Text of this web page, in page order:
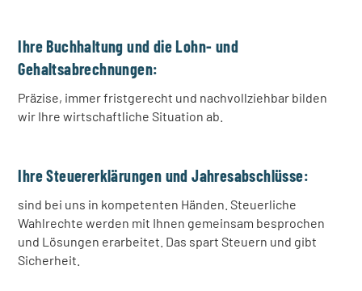
Ihre Buchhaltung und die Lohn- und
Gehaltsabrechnungen:
Präzise, immer fristgerecht und nachvollziehbar bilden
wir Ihre wirtschaftliche Situation ab.
Ihre Steuererklärungen und Jahresabschlüsse:
sind bei uns in kompetenten Händen. Steuerliche
Wahlrechte werden mit Ihnen gemeinsam besprochen
und Lösungen erarbeitet. Das spart Steuern und gibt
Sicherheit.